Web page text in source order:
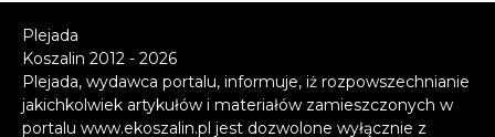
Plejada
Koszalin 2012 - 2026
Plejada, wydawca portalu, informuje, iż rozpowszechnianie
jakichkolwiek artykułów i materiałów zamieszczonych w
portalu www.ekoszalin.pl jest dozwolone wyłącznie z